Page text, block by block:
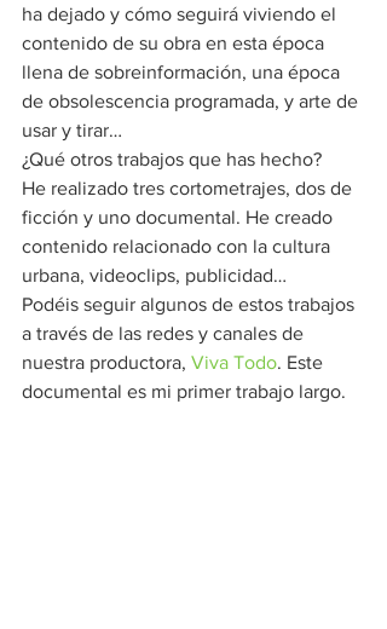
ha dejado y cómo seguirá viviendo el
contenido de su obra en esta época
llena de sobreinformación, una época
de obsolescencia programada, y arte de
usar y tirar…
¿Qué otros trabajos que has hecho?
He realizado tres cortometrajes, dos de
ficción y uno documental. He creado
contenido relacionado con la cultura
urbana, videoclips, publicidad…
Podéis seguir algunos de estos trabajos
a través de las redes y canales de
nuestra productora, Viva Todo. Este
documental es mi primer trabajo largo.